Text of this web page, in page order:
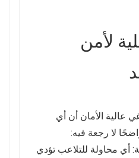
لأمن
عالية الأمان أن أي
لا رجعة فيه:
أي محاولة للتلاعب تؤدي